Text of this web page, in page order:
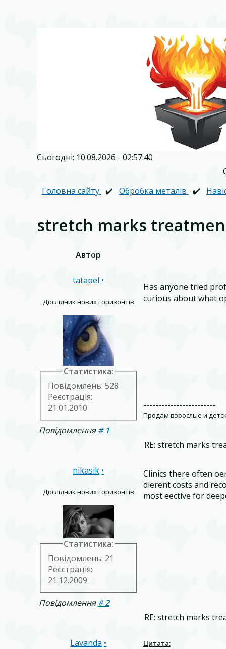
Сьогодні: 10.08.2026 - 02:57:40
Головна сайту ✔️ Обробка металів ✔️
stretch marks
Автор
tatapel •
Дослідник нових горизонтів
Статистика:
Повідомлень: 528
Реєстрація:
21.01.2010
Has anyone tried
curious about what
------------------------
Продам взрослые и
Повідомлення# 1
RE: stretch marks
nikasik •
Дослідник нових горизонтів
Статистика:
Повідомлень: 21
Реєстрація:
21.12.2009
Clinics there often
different costs and
most effective for
Повідомлення#2
RE: stretch marks
Lavanda • Цитата: